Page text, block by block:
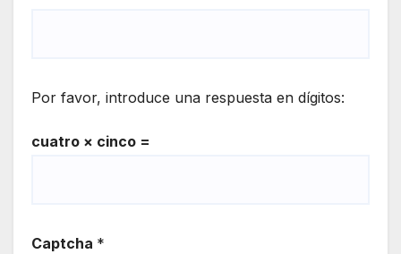
Por favor, introduce una respuesta en dígitos:
cuatro × cinco =
Captcha *